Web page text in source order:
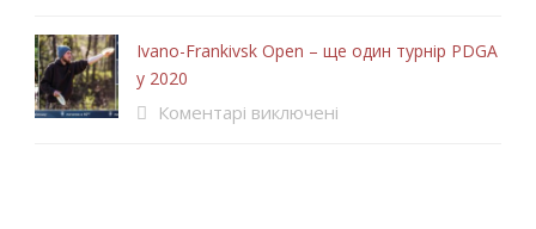
Ivano-Frankivsk Open – ще один турнір PDGA
у 2020
Коментарі виключені